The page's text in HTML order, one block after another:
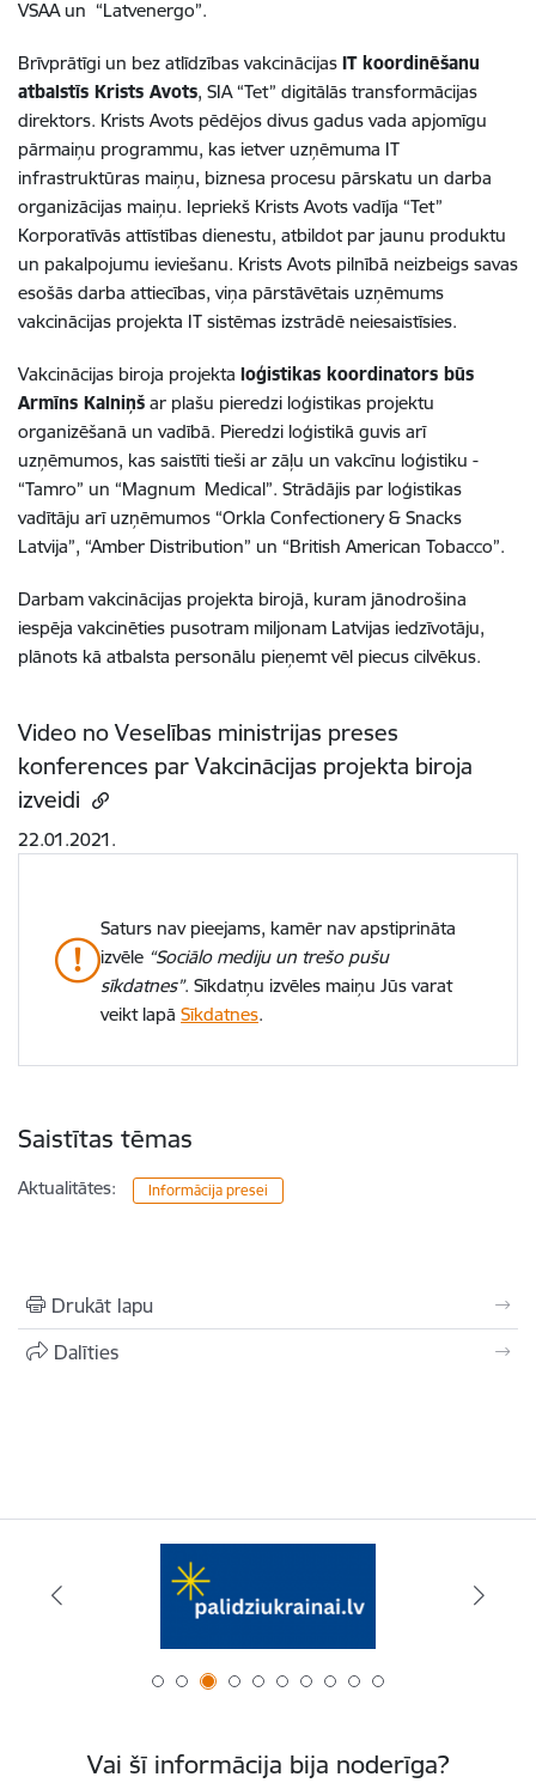
VSAA un “Latvenergo”.
Brīvprātīgi un bez atlīdzības vakcinācijas IT koordinēšanu
atbalstīs Krists Avots, SIA “Tet” digitālās transformācijas
direktors. Krists Avots pēdējos divus gadus vada apjomīgu
pārmaiņu programmu, kas ietver uzņēmuma IT
infrastruktūras maiņu, biznesa procesu pārskatu un darba
organizācijas maiņu. Iepriekš Krists Avots vadīja “Tet”
Korporatīvās attīstības dienestu, atbildot par jaunu produktu
un pakalpojumu ieviešanu. Krists Avots pilnībā neizbeigs savas
esošās darba attiecības, viņa pārstāvētais uzņēmums
vakcinācijas projekta IT sistēmas izstrādē neiesaistīsies.
Vakcinācijas biroja projekta loģistikas koordinators būs
Armīns Kalniņš ar plašu pieredzi loģistikas projektu
organizēšanā un vadībā. Pieredzi loģistikā guvis arī
uzņēmumos, kas saistīti tieši ar zāļu un vakcīnu loģistiku -
“Tamro” un “Magnum Medical”. Strādājis par loģistikas
vadītāju arī uzņēmumos “Orkla Confectionery & Snacks
Latvija”, “Amber Distribution” un “British American Tobacco”.
Darbam vakcinācijas projekta birojā, kuram jānodrošina
iespēja vakcinēties pusotram miljonam Latvijas iedzīvotāju,
plānots kā atbalsta personālu pieņemt vēl piecus cilvēkus.
Video no Veselības ministrijas preses
konferences par Vakcinācijas projekta biroja
izveidi
22.01.2021.
Saturs nav pieejams, kamēr nav apstiprināta
izvēle “Sociālo mediju un trešo pušu
sīkdatnes”. Sīkdatņu izvēles maiņu Jūs varat
veikt lapā Sīkdatnes.
Saistītas tēmas
Aktualitātes: Informācija presei
Drukāt lapu
Dalīties
Vai šī informācija bija noderīga?